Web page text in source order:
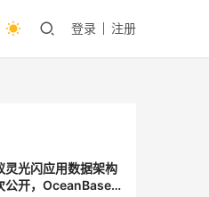
登录 注册
灵光闪应用数据架构
公开，OceanBase